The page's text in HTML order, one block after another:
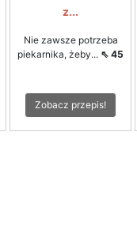
z...
Nie zawsze potrzeba
piekarnika, żeby... ⇖ 45
Zobacz przepis!